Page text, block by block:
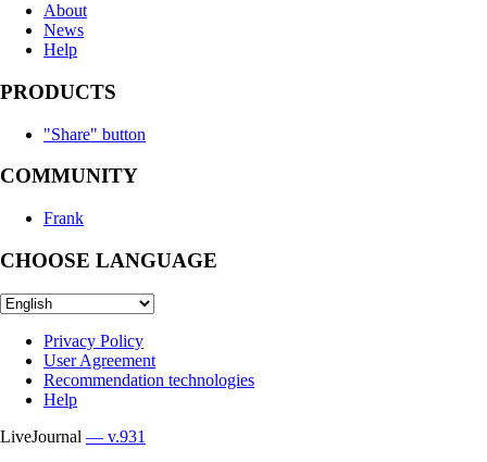
About
News
Help
PRODUCTS
"Share" button
COMMUNITY
Frank
CHOOSE LANGUAGE
Privacy Policy
User Agreement
Recommendation technologies
Help
LiveJournal — v.931